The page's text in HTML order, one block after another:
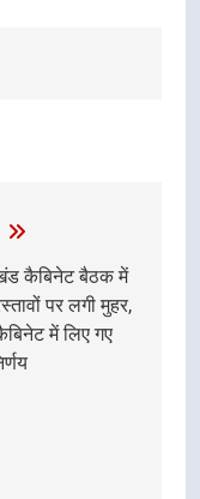
कैबिनेट बैठक में
पर लगी मुहर,
में लिए गए